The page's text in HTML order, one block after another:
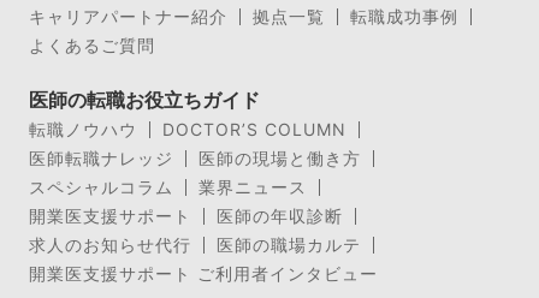
キャリアパートナー紹介
拠点一覧
転職成功事例
よくあるご質問
医師の転職お役立ちガイド
転職ノウハウ
DOCTOR’S COLUMN
医師転職ナレッジ
医師の現場と働き方
スペシャルコラム
業界ニュース
開業医支援サポート
医師の年収診断
求人のお知らせ代行
医師の職場カルテ
開業医支援サポート ご利用者インタビュー